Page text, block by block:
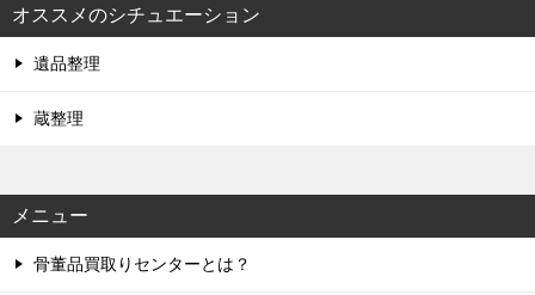
オススメのシチュエーション
遺品整理
蔵整理
メニュー
骨董品買取りセンターとは？